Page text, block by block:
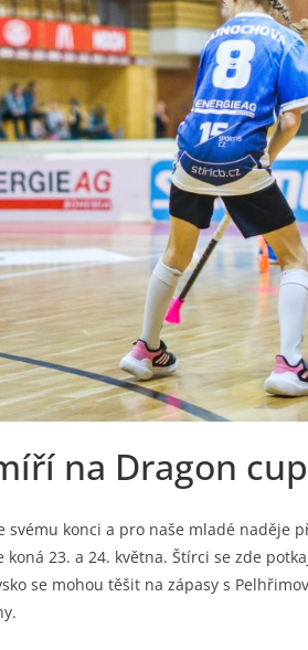
na Dragon
svému konci a pro naše mladé
koná 23. a 24. května. Štírci se zde
se mohou těšit na zápasy s